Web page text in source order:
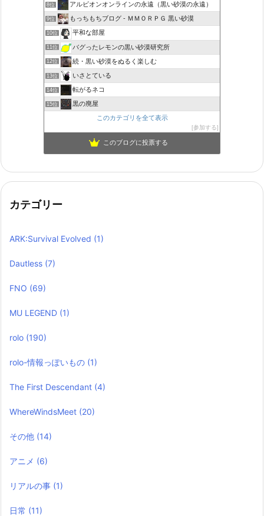
8位 アルビオンオンラインの永遠（黒い砂漠の永遠）
9位 もっちもちブログ - ＭＭＯＲＰＧ 黒い砂漠
10位 平和な部屋
11位 バグったレモンの黒い砂漠研究所
12位 続・黒い砂漠をぬるく楽しむ
13位 いさとている
14位 転がるネコ
15位
黒の廃屋
このカテゴリを全て表示
参加する
このブログに投票する
カテゴリー
ARK:Survival Evolved (1)
Dautless (7)
FNO (69)
MU LEGEND (1)
rolo (190)
rolo-情報っぽいもの (1)
The First Descendant (4)
WhereWindsMeet (20)
その他 (14)
アニメ (6)
リアルの事 (1)
日常 (11)